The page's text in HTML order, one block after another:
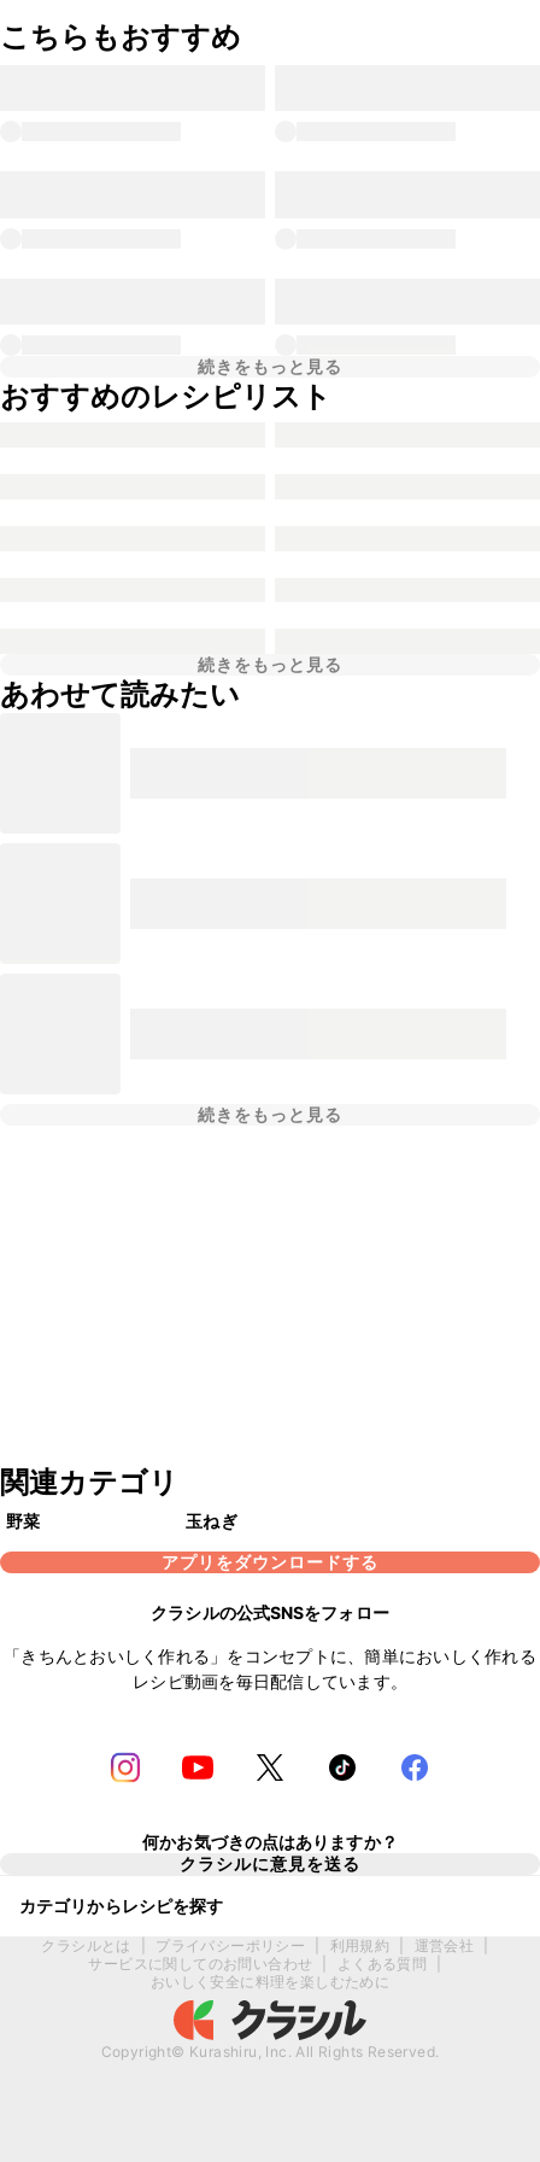
こちらもおすすめ
続きをもっと見る
おすすめのレシピリスト
続きをもっと見る
あわせて読みたい
続きをもっと見る
関連カテゴリ
野菜
玉ねぎ
アプリをダウンロードする
クラシルの公式SNSをフォロー
「きちんとおいしく作れる」をコンセプトに、簡単においしく作れる
レシピ動画を毎日配信しています。
何かお気づきの点はありますか？
クラシルに意見を送る
カテゴリからレシピを探す
クラシルとは プライバシーポリシー 利用規約 運営会社
サービスに関してのお問い合わせ
よくある質問
おいしく安全に料理を楽しむために
Copyright© Kurashiru, Inc. All Rights Reserved.